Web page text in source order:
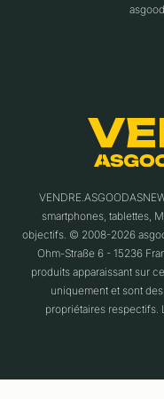
smartphones, tablettes,
objectifs. © 2008-2026
Ohm-Straße 6 - 15236
produits apparaissant sur
uniquement et sont
propriétaires respectifs.